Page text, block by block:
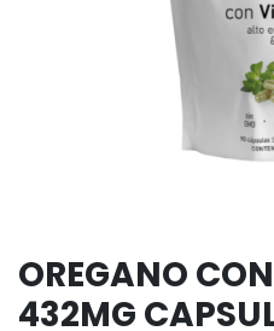
OREGANO
432MG